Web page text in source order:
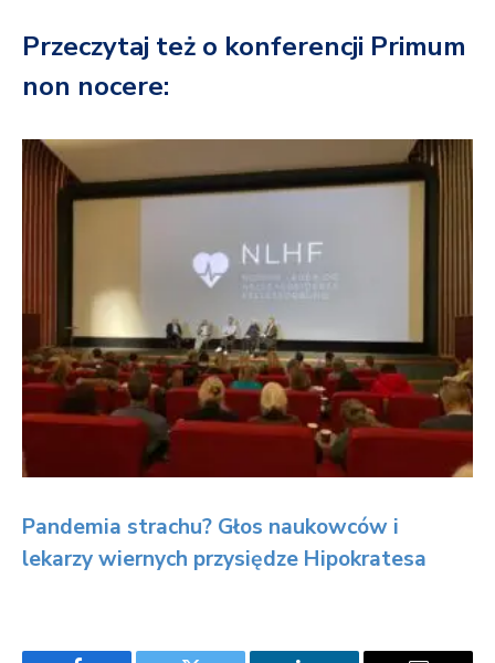
Przeczytaj też o konferencji Primum
non nocere:
Pandemia strachu? Głos naukowców i
lekarzy wiernych przysiędze Hipokratesa